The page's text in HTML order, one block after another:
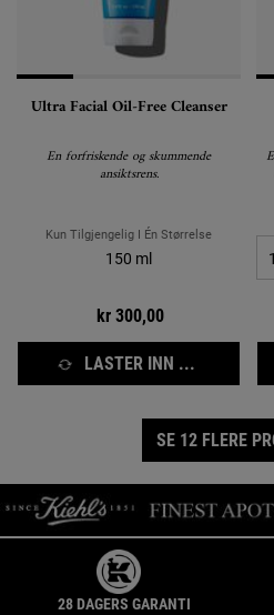
Ultra Facial Oil-Free Cleanser
En forfriskende og skummende
ansiktsrens.
Kun Tilgjengelig I Én Størrelse
150 ml
kr 300,00
LASTER INN ...
SE 12 FLERE
28 DAGERS GARANTI